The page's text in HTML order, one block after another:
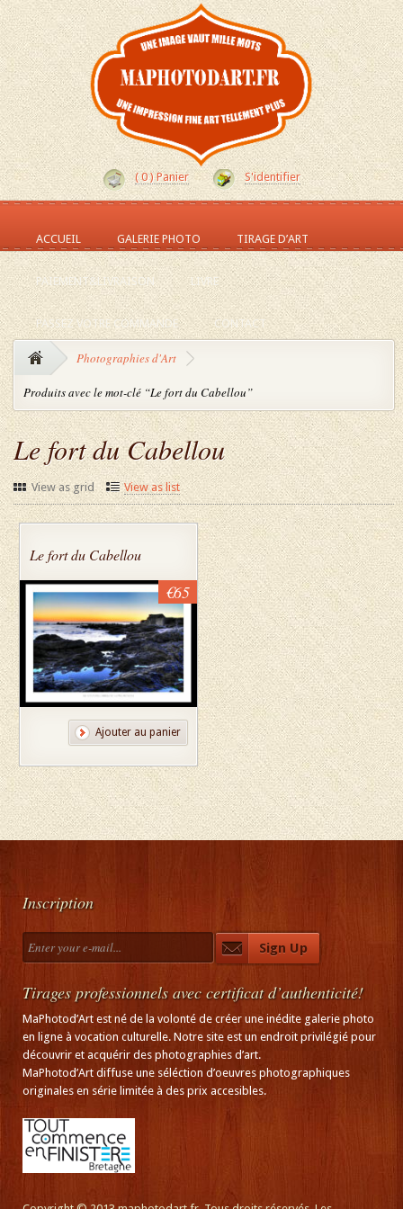
( 0 ) Panier S'identifier
ACCUEIL GALERIE PHOTO TIRAGE D’ART
PAIEMENT&LIVRAISON LIVRE
PASSEZ VOTRE COMMANDE CONTACT
Photographies d'Art
Produits avec le mot-clé “Le fort du Cabellou”
Le fort du Cabellou
View as grid View as list
Le fort du Cabellou
€65
Ajouter au panier
Inscription
Tirages professionnels avec certificat d’authenticité!
MaPhotod’Art est né de la volonté de créer une inédite galerie photo
en ligne à vocation culturelle. Notre site est un endroit privilégié pour
découvrir et acquérir des photographies d’art.
MaPhotod’Art diffuse une séléction d’oeuvres photographiques
originales en série limitée à des prix accesibles.